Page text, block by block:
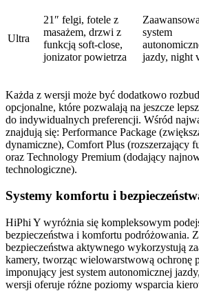
Ultra
21″ felgi, fotele z
masażem, drzwi z
funkcją soft-close,
jonizator powietrza
system
jazdy, night
Każda z wersji może być dodatkowo
opcjonalne, które pozwalają na jeszcze
do indywidualnych preferencji. Wśród
znajdują się: Performance Package
dynamiczne), Comfort Plus (rozszerzający
oraz Technology Premium (dodający
technologiczne).
Systemy komfortu i
HiPhi Y wyróżnia się kompleksowym
bezpieczeństwa i komfortu podróżowania.
bezpieczeństwa aktywnego wykorzystują
kamery, tworząc wielowarstwową ochronę
imponujący jest system autonomicznej
wersji oferuje różne poziomy wsparcia